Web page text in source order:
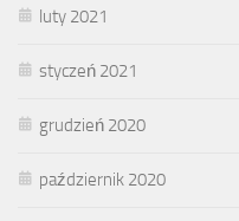
luty 2021
styczeń 2021
grudzień 2020
październik 2020